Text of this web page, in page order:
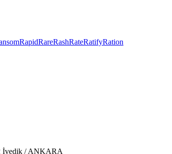
RapidRareRashRateRatifyRation
İvedik / ANKARA